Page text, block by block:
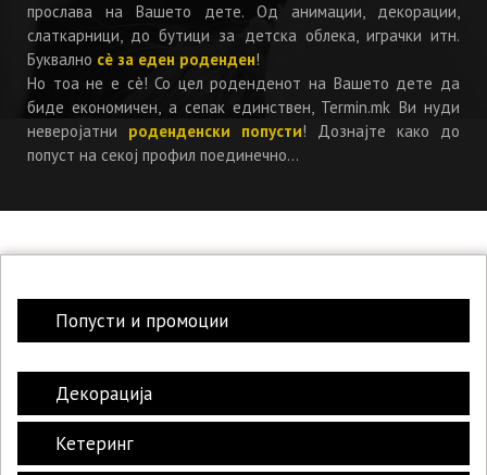
прослава на Вашето дете. Од анимации, декорации,
слаткарници, до бутици за детска облека, играчки итн.
Буквално сè за еден роденден!
Но тоа не е сè! Со цел роденденот на Вашето дете да
биде економичен, а сепак единствен, Termin.mk Ви нуди
неверојатни роденденски попусти! Дознајте како до
попуст на секој профил поединечно...
Попусти и промоции
Декорација
Кетеринг